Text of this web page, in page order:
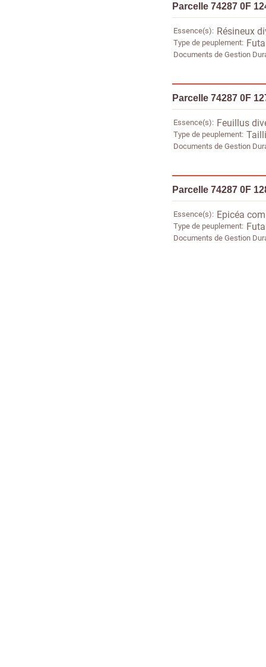
Parcelle 74287 0F
Essence(s) Résineux
Type de peuplement
Documents de Gestion
Parcelle 74287 0F
Essence(s) Feuillus
Type de peuplement
Documents de Gestion
Parcelle 74287 0F
Essence(s) Epicéa
Type de peuplement
Documents de Gestion